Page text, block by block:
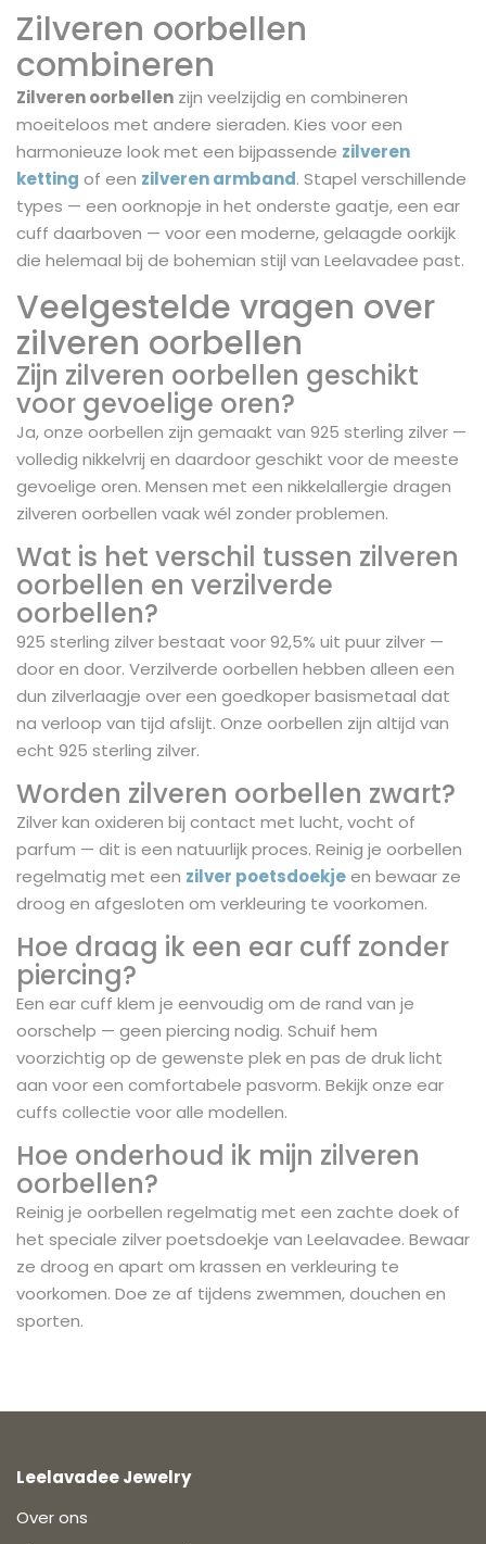
Zilveren oorbellen
combineren
Zilveren oorbellen zijn veelzijdig en combineren
moeiteloos met andere sieraden. Kies voor een
harmonieuze look met een bijpassende zilveren
ketting of een zilveren armband. Stapel verschillende
types — een oorknopje in het onderste gaatje, een ear
cuff daarboven — voor een moderne, gelaagde oorkijk
die helemaal bij de bohemian stijl van Leelavadee past.
Veelgestelde vragen over
zilveren oorbellen
Zijn zilveren oorbellen geschikt
voor gevoelige oren?
Ja, onze oorbellen zijn gemaakt van 925 sterling zilver —
volledig nikkelvrij en daardoor geschikt voor de meeste
gevoelige oren. Mensen met een nikkelallergie dragen
zilveren oorbellen vaak wél zonder problemen.
Wat is het verschil tussen zilveren
oorbellen en verzilverde
oorbellen?
925 sterling zilver bestaat voor 92,5% uit puur zilver —
door en door. Verzilverde oorbellen hebben alleen een
dun zilverlaagje over een goedkoper basismetaal dat
na verloop van tijd afslijt. Onze oorbellen zijn altijd van
echt 925 sterling zilver.
Worden zilveren oorbellen zwart?
Zilver kan oxideren bij contact met lucht, vocht of
parfum — dit is een natuurlijk proces. Reinig je oorbellen
regelmatig met een zilver poetsdoekjeen bewaar ze
droog en afgesloten om verkleuring te voorkomen.
Hoe draag ik een ear cuff zonder
piercing?
Een ear cuff klem je eenvoudig om de rand van je
oorschelp — geen piercing nodig. Schuif hem
voorzichtig op de gewenste plek en pas de druk licht
aan voor een comfortabele pasvorm. Bekijk onze ear
cuffs collectie voor alle modellen.
Hoe onderhoud ik mijn zilveren
oorbellen?
Reinig je oorbellen regelmatig met een zachte doek of
het speciale zilver poetsdoekje van Leelavadee. Bewaar
ze droog en apart om krassen en verkleuring te
voorkomen. Doe ze af tijdens zwemmen, douchen en
sporten.
Leelavadee Jewelry
Over ons